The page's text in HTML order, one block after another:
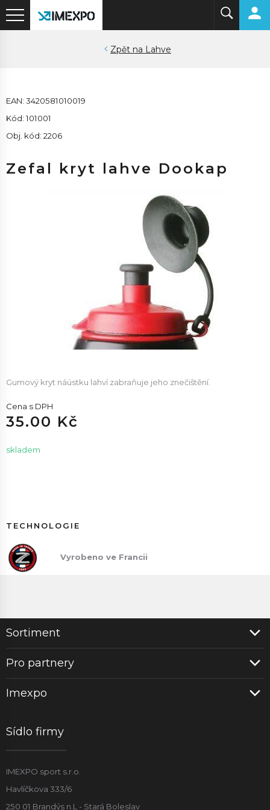
Lahve
EAN: 3420581010019
Kód: 101001
Obj. kód: 2206
Zefal kryt lahve Dookap
Gumový kryt náústku lahví zabraňuje jeho znečištění.
Cena s DPH
35.00 Kč
skladem
TECHNOLOGIE
Vyrobeno ve Francii
Sortiment
Pro partnery
Imexpo
Sídlo firmy
IMEXPO sport s.r.o.
Havlíčkova 333/6
250 01 Brandýs n.L - Stará Boleslav